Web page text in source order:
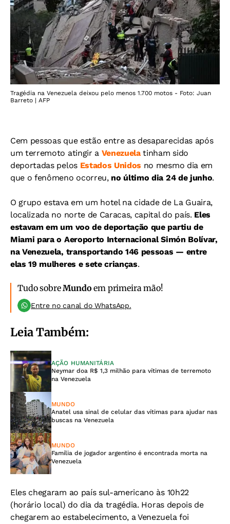
Tragédia na Venezuela deixou pelo menos 1.700 motos - Foto: Juan
Barreto | AFP
Cem pessoas que estão entre as desaparecidas após
um terremoto atingir a Venezuelatinham sido
deportadas pelos Estados Unidos no mesmo dia em
que o fenômeno ocorreu, no último dia 24 de junho.
O grupo estava em um hotel na cidade de La Guaira,
localizada no norte de Caracas, capital do país. Eles
estavam em um voo de deportação que partiu de
Miami para o Aeroporto Internacional Simón Bolívar,
na Venezuela, transportando 146 pessoas — entre
elas 19 mulheres e sete crianças.
Tudo sobreMundo em primeira mão!
Entre no canal do WhatsApp.
Leia Também:
AÇÃO HUMANITÁRIA
Neymar doa R$ 1,3 milhão para vítimas de terremoto
na Venezuela
MUNDO
Anatel usa sinal de celular das vítimas para ajudar nas
buscas na Venezuela
MUNDO
Família de jogador argentino é encontrada morta na
Venezuela
Eles chegaram ao país sul-americano às 10h22
(horário local) do dia da tragédia. Horas depois de
chegarem ao estabelecimento, a Venezuela foi